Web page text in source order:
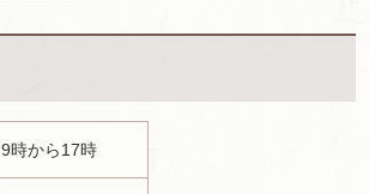
9時から17時